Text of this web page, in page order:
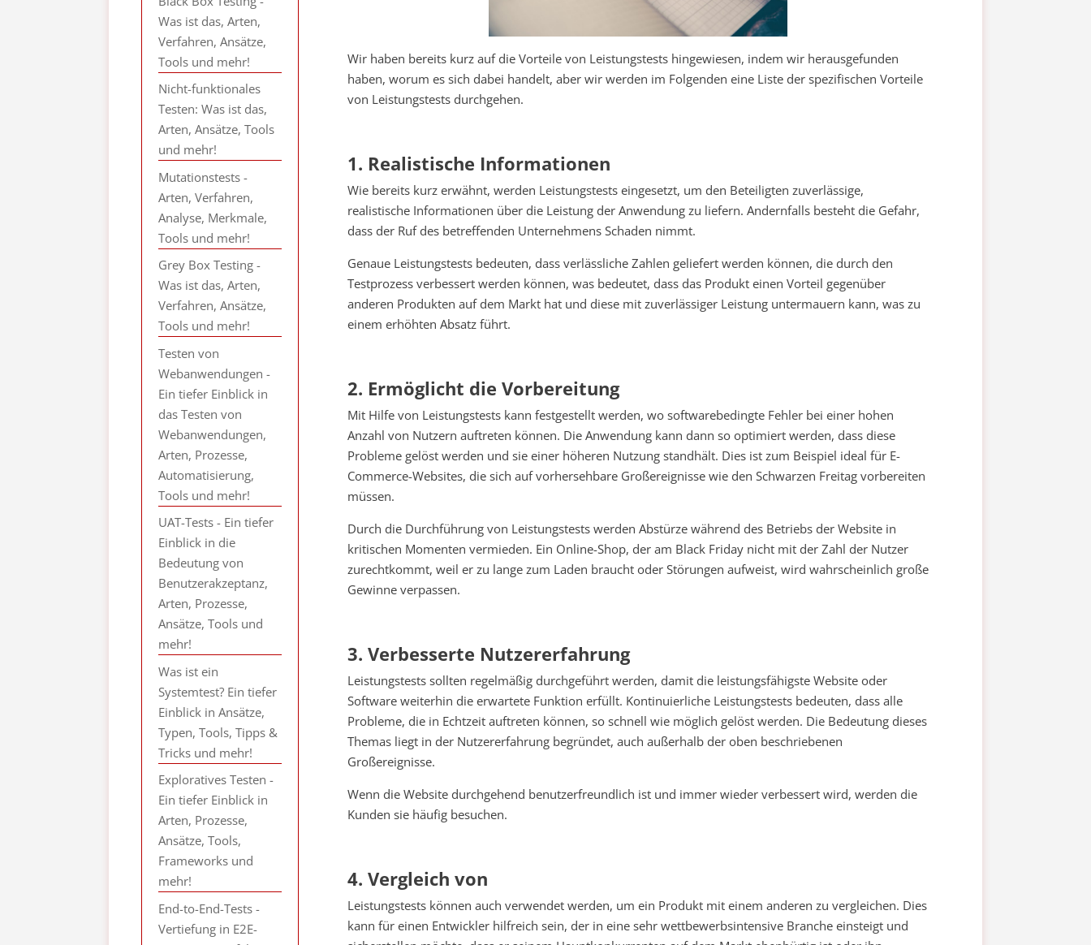
Wir haben bereits kurz auf die Vorteile von Leistungstests hingewiesen, indem wir herausgefunden
haben, worum es sich dabei handelt, aber wir werden im Folgenden eine Liste der spezifischen Vorteile
von Leistungstests durchgehen.
1. Realistische Informationen
Wie bereits kurz erwähnt, werden Leistungstests eingesetzt, um den Beteiligten zuverlässige,
realistische Informationen über die Leistung der Anwendung zu liefern. Andernfalls besteht die Gefahr,
dass der Ruf des betreffenden Unternehmens Schaden nimmt.
Genaue Leistungstests bedeuten, dass verlässliche Zahlen geliefert werden können, die durch den
Testprozess verbessert werden können, was bedeutet, dass das Produkt einen Vorteil gegenüber
anderen Produkten auf dem Markt hat und diese mit zuverlässiger Leistung untermauern kann, was zu
einem erhöhten Absatz führt.
2. Ermöglicht die Vorbereitung
Mit Hilfe von Leistungstests kann festgestellt werden, wo softwarebedingte Fehler bei einer hohen
Anzahl von Nutzern auftreten können. Die Anwendung kann dann so optimiert werden, dass diese
Probleme gelöst werden und sie einer höheren Nutzung standhält. Dies ist zum Beispiel ideal für E-
Commerce-Websites, die sich auf vorhersehbare Großereignisse wie den Schwarzen Freitag vorbereiten
müssen.
Durch die Durchführung von Leistungstests werden Abstürze während des Betriebs der Website in
kritischen Momenten vermieden. Ein Online-Shop, der am Black Friday nicht mit der Zahl der Nutzer
zurechtkommt, weil er zu lange zum Laden braucht oder Störungen aufweist, wird wahrscheinlich große
Gewinne verpassen.
3. Verbesserte Nutzererfahrung
Leistungstests sollten regelmäßig durchgeführt werden, damit die leistungsfähigste Website oder
Software weiterhin die erwartete Funktion erfüllt. Kontinuierliche Leistungstests bedeuten, dass alle
Probleme, die in Echtzeit auftreten können, so schnell wie möglich gelöst werden. Die Bedeutung dieses
Themas liegt in der Nutzererfahrung begründet, auch außerhalb der oben beschriebenen
Großereignisse.
Wenn die Website durchgehend benutzerfreundlich ist und immer wieder verbessert wird, werden die
Kunden sie häufig besuchen.
4. Vergleich von
Leistungstests können auch verwendet werden, um ein Produkt mit einem anderen zu vergleichen. Dies
kann für einen Entwickler hilfreich sein, der in eine sehr wettbewerbsintensive Branche einsteigt und
Was ist das, Arten,
Verfahren, Ansätze,
Tools und mehr!
Nicht-funktionales
Testen: Was ist das,
Arten, Ansätze, Tools
und mehr!
Mutationstests -
Arten, Verfahren,
Analyse, Merkmale,
Tools und mehr!
Grey Box Testing -
Was ist das, Arten,
Verfahren, Ansätze,
Tools und mehr!
Testen von
Webanwendungen -
Ein tiefer Einblick in
das Testen von
Webanwendungen,
Arten, Prozesse,
Automatisierung,
Tools und mehr!
UAT-Tests - Ein tiefer
Einblick in die
Bedeutung von
Benutzerakzeptanz,
Arten, Prozesse,
Ansätze, Tools und
mehr!
Was ist ein
Systemtest? Ein tiefer
Einblick in Ansätze,
Typen, Tools, Tipps &
Tricks und mehr!
Exploratives Testen -
Ein tiefer Einblick in
Arten, Prozesse,
Ansätze, Tools,
Frameworks und
mehr!
End-to-End-Tests -
Vertiefung in E2E-